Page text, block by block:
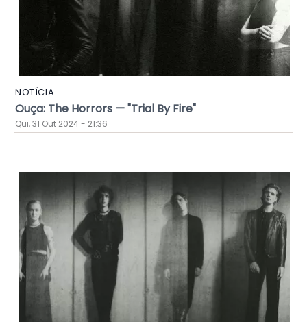
NOTÍCIA
Ouça: The Horrors — "Trial By Fire"
Qui, 31 Out 2024 - 21:36